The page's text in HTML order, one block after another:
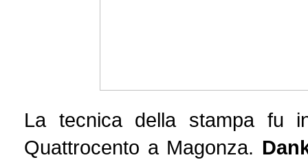
La tecnica della stampa fu
Quattrocento a Magonza.